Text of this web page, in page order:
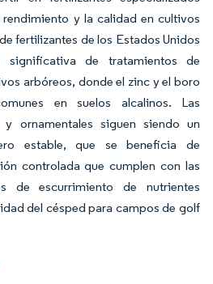
y la calidad en cultivos
fertilizantes de los Estados Unidos
significativa de tratamientos de
arbóreos, donde el zinc y el boro
en suelos alcalinos. Las
ornamentales siguen siendo un
estable, que se beneficia de
controlada que cumplen con las
de escurrimiento de nutrientes
del césped para campos de golf